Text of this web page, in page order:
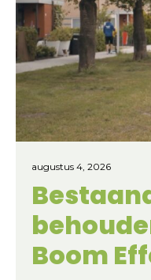
augustus 4, 2026
Boom